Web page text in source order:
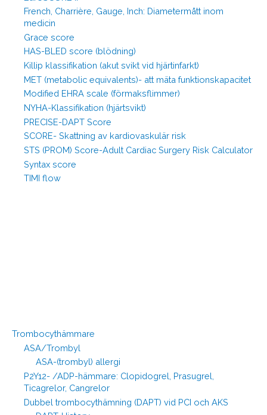
French, Charrière, Gauge, Inch: Diametermått inom
medicin
Grace score
HAS-BLED score (blödning)
Killip klassifikation (akut svikt vid hjärtinfarkt)
MET (metabolic equivalents)- att mäta funktionskapacitet
Modified EHRA scale (förmaksflimmer)
NYHA-Klassifikation (hjärtsvikt)
PRECISE-DAPT Score
SCORE- Skattning av kardiovaskulär risk
STS (PROM) Score-Adult Cardiac Surgery Risk Calculator
Syntax score
TIMI flow
Trombocythämmare
ASA/Trombyl
ASA-(trombyl) allergi
P2Y12- /ADP-hämmare: Clopidogrel, Prasugrel,
Ticagrelor, Cangrelor
Dubbel trombocythämning (DAPT) vid PCI och AKS